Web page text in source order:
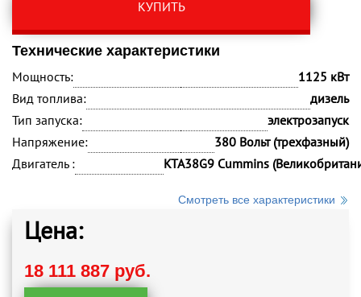
КУПИТЬ
Технические характеристики
Мощность:
1125 кВт
Вид топлива:
дизель
Тип запуска:
электрозапуск
Напряжение:
380 Вольт (трехфазный)
Двигатель :
KTA38G9 Cummins
Смотреть все характеристики
Цена:
18 111 887 руб.